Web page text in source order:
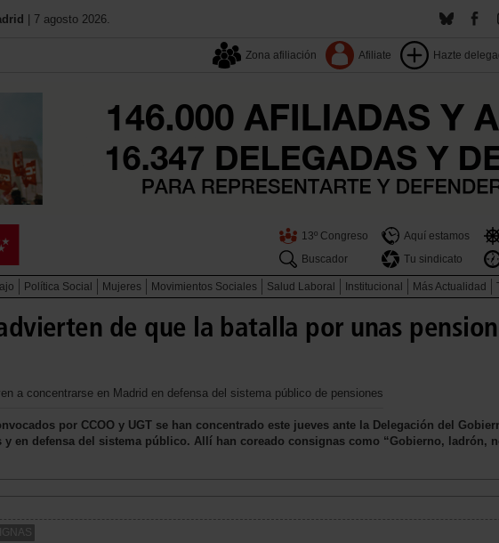
| 7 agosto 2026.
Zona afiliación Afiliate Hazte
13º Congreso Aquí estamos
Buscador
Tu sindicato
Política Social Mujeres Movimientos Sociales Salud Laboral Institucional Más Actualidad
advierten de que la batalla por unas
a concentrarse en Madrid en defensa del sistema público de pensiones
por CCOO y UGT se han concentrado este jueves ante la Delegación del
y en defensa del sistema público. Allí han coreado consignas como “Gobierno, ladrón,